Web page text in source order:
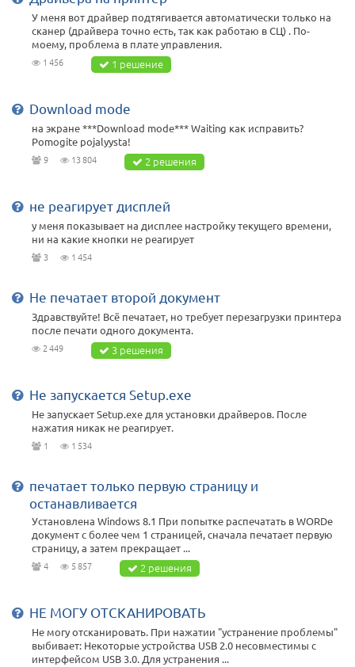
У меня вот драйвер подтягивается автоматически только на
сканер (драйвера точно есть, так как работаю в СЦ) . По-
моему, проблема в плате управления.
1 456 1 решение
Download mode
на экране ***Download mode*** Waiting как исправить?
Pomogite pojalyysta!
9 13 804 2 решения
не реагирует дисплей
у меня показывает на дисплее настройку текущего времени,
ни на какие кнопки не реагирует
3 1 454
Не печатает второй документ
Здравствуйте! Всё печатает, но требует перезагрузки принтера
после печати одного документа.
2 449 3 решения
Не запускается Setup.exe
Не запускает Setup.exe для установки драйверов. После
нажатия никак не реагирует.
1 1 534
печатает только первую страницу и
останавливается
Установлена Windows 8.1 При попытке распечатать в WORDe
документ с более чем 1 страницей, сначала печатает первую
страницу, а затем прекращает ...
4 5 857 2 решения
НЕ МОГУ ОТСКАНИРОВАТЬ
Не могу отсканировать. При нажатии "устранение проблемы"
выбивает: Некоторые устройства USB 2.0 несовместимы с
интерфейсом USB 3.0. Для устранения ...